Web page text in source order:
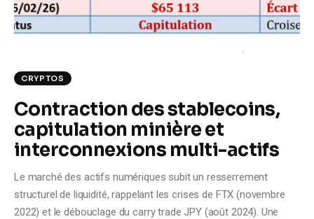
Climate
Tech
Reports
Shop
CRYPTOS
Contraction des stablecoins,
capitulation minière et
interconnexions multi-actifs
Le marché des actifs numériques subit un resserrement
structurel de liquidité, rappelant les crises de FTX (novembre
2022) et le débouclage du carry trade JPY (août 2024). Une